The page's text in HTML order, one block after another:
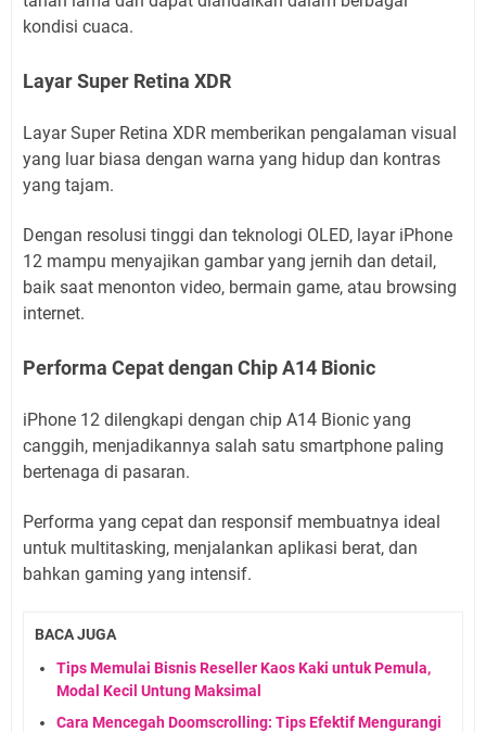
kondisi cuaca.
Layar Super Retina XDR
Layar Super Retina XDR memberikan pengalaman visual
yang luar biasa dengan warna yang hidup dan kontras
yang tajam.
Dengan resolusi tinggi dan teknologi OLED, layar iPhone
12 mampu menyajikan gambar yang jernih dan detail,
baik saat menonton video, bermain game, atau browsing
internet.
Performa Cepat dengan Chip A14 Bionic
iPhone 12 dilengkapi dengan chip A14 Bionic yang
canggih, menjadikannya salah satu smartphone paling
bertenaga di pasaran.
Performa yang cepat dan responsif membuatnya ideal
untuk multitasking, menjalankan aplikasi berat, dan
bahkan gaming yang intensif.
BACA JUGA
Tips Memulai Bisnis Reseller Kaos Kaki untuk Pemula,
Modal Kecil Untung Maksimal
Cara Mencegah Doomscrolling: Tips Efektif Mengurangi